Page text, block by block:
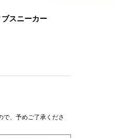
スニーカー
で、予めご了承くださ